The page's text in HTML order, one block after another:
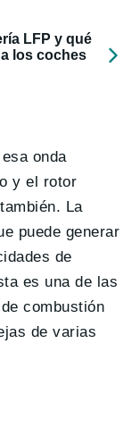
LFP y qué
los coches
onda
y el rotor
La
puede generar
de
es una de las
combustión
de varias